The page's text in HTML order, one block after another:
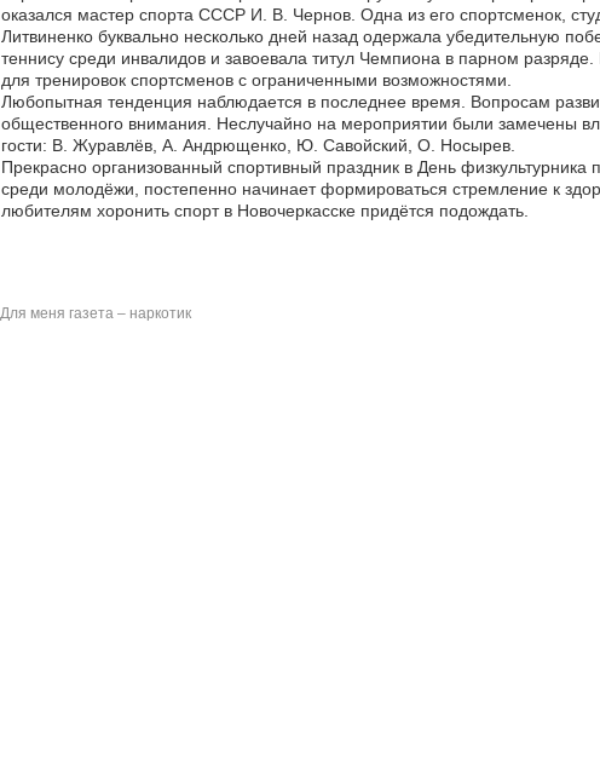
оказался мастер спорта СССР И. В. Чернов. Одна из его спортсменок,
Литвиненко буквально несколько дней назад одержала убедительную
теннису среди инвалидов и завоевала титул Чемпиона в парном
для тренировок спортсменов с ограниченными возможностями.
Любопытная тенденция наблюдается в последнее время. Вопросам
общественного внимания. Неслучайно на мероприятии были замечены
гости: В. Журавлёв, А. Андрющенко, Ю. Савойский, О. Носырев.
Прекрасно организованный спортивный праздник в День
среди молодёжи, постепенно начинает формироваться стремление к
любителям хоронить спорт в Новочеркасске придётся подождать.
Для меня газета – наркотик